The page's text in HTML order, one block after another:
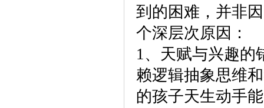
到的困难，并非
个深层次原因：
1、天赋与兴趣的
赖逻辑抽象思维
的孩子天生动手